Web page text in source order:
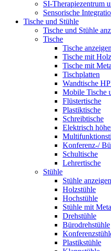
SI-Therapiezentrum
Sensorische
Tische und Stühle
Tische und Stühle
Tische
Tische anzeigen
Tische mit
Tische mit
Tischplatten
Wandtische
Mobile Tische
Flüstertische
Plastiktische
Schreibtische
Elektrisch
Konferenz-/
Schultische
Lehrertische
Stühle
Stühle anzeigen
Holzstühle
Hochstühle
Stühle mit
Drehstühle
Bürodrehstühle
Plastikstühle